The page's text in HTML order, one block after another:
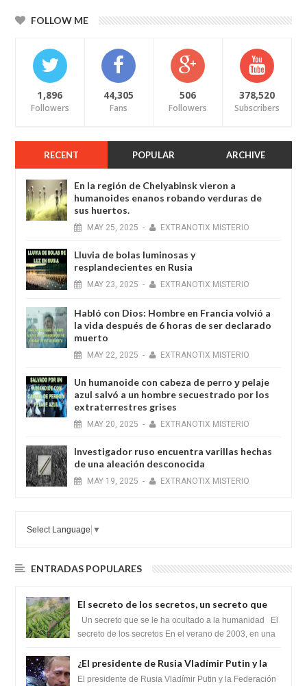
FOLLOW ME
1,896
Followers
44,305
Fans
506
Followers
378,520
Subscribers
RECENT POPULAR ARCHIVE
En la región de Chelyabinsk vieron a
humanoides enanos robando verduras de
sus huertos.
MAY 25, 2025 - EXTRANOTIX MISTERIO
Lluvia de bolas luminosas y
resplandecientes en Rusia
MAY 23, 2025 - EXTRANOTIX MISTERIO
Habló con Dios: Hombre en Francia volvió a
la vida después de 6 horas de ser declarado
muerto
MAY 22, 2025 - EXTRANOTIX MISTERIO
Un humanoide con cabeza de perro у pelaje
azul salvó a un hombre secuestrado por los
extraterrestres grises
MAY 20, 2025 - EXTRANOTIX MISTERIO
Investigador ruso encuentra varillas hechas
de una aleación desconocida
MAY 19, 2025 - EXTRANOTIX MISTERIO
Select Language ▼
ENTRADAS POPULARES
El secreto de los secretos, un secreto que
cambiaría por completo el destino de la
humanidad
Un secreto que se le ha ocultado a la humanidad El
secreto de los secretos En el verano de 2003, en una
¿El presidente de Rusia Vladímir Putin y la
Federación Galactica han firmado un
El presidente de Rusia Vladímir Putin y la Federación